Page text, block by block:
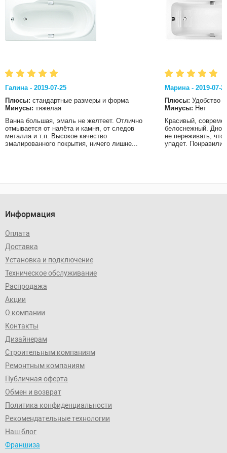
Галина - 2019-07-25
Плюсы: стандартные размеры и форма
Минусы: тяжелая
Ванна большая, эмаль не желтеет. Отлично
отмывается от налёта и камня, от следов
металла и т.п. Высокое качество
эмалированного покрытия, ничего лишне...
Марина - 2019-07-
Плюсы: Удобство
Минусы: Нет
Красивый,
белоснежный. Дно
не переживать, что
упадет.
Информация
Оплата
Доставка
Установка и подключение
Техническое обслуживание
Распродажа
Акции
О компании
Контакты
Дизайнерам
Строительным компаниям
Ремонтным компаниям
Публичная оферта
Обмен и возврат
Политика конфиденциальности
Рекомендательные технологии
Наш блог
Франшиза